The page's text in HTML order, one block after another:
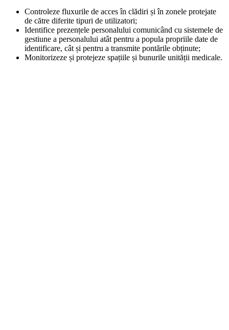
Controleze fluxurile de acces în clădiri și în zonele protejate
de către diferite tipuri de utilizatori;
Identifice prezențele personalului comunicând cu sistemele de
gestiune a personalului atât pentru a popula propriile date de
identificare, cât și pentru a transmite pontările obținute;
Monitorizeze și protejeze spațiile și bunurile unității medicale.